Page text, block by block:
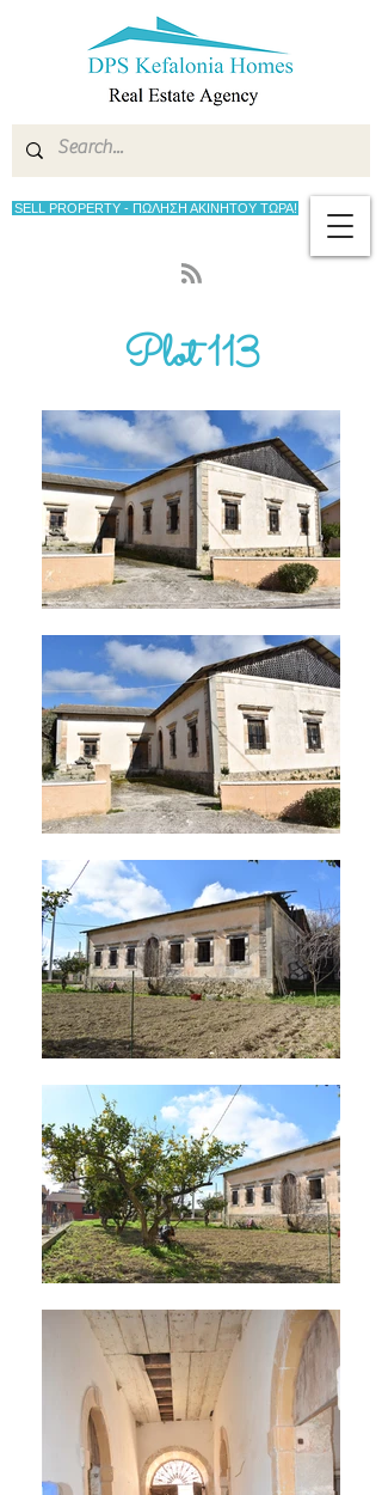
SELL PROPERTY - ΠΩΛΗΣΗ ΑΚΙΝΗΤΟΥ ΤΩΡΑ!
Plot 113